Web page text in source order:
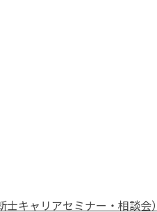
キャリアセミナー・相談会